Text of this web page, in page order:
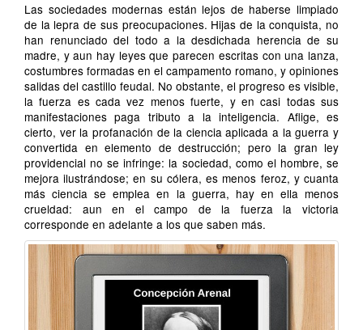
Las sociedades modernas están lejos de haberse limpiado
de la lepra de sus preocupaciones. Hijas de la conquista, no
han renunciado del todo a la desdichada herencia de su
madre, y aun hay leyes que parecen escritas con una lanza,
costumbres formadas en el campamento romano, y opiniones
salidas del castillo feudal. No obstante, el progreso es visible,
la fuerza es cada vez menos fuerte, y en casi todas sus
manifestaciones paga tributo a la inteligencia. Aflige, es
cierto, ver la profanación de la ciencia aplicada a la guerra y
convertida en elemento de destrucción; pero la gran ley
providencial no se infringe: la sociedad, como el hombre, se
mejora ilustrándose; en su cólera, es menos feroz, y cuanta
más ciencia se emplea en la guerra, hay en ella menos
crueldad: aun en el campo de la fuerza la victoria
corresponde en adelante a los que saben más.